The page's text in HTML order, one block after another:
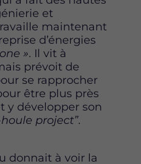
et
maintenant
d’énergies
». Il vit à
prévoit de
se rapprocher
être plus près
y développer son
project”.
donnait à voir la